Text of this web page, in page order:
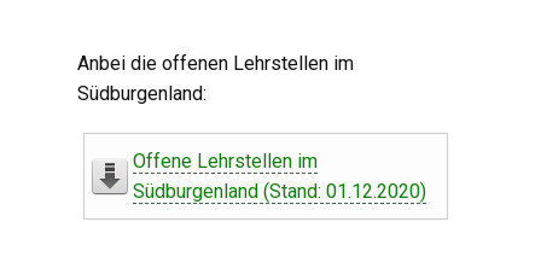
Anbei die offenen Lehrstellen im
Südburgenland:
Offene Lehrstellen im
Südburgenland (Stand: 01.12.2020)